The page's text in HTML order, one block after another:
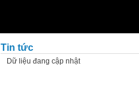
Tin tức
Dữ liệu đang cập nhật